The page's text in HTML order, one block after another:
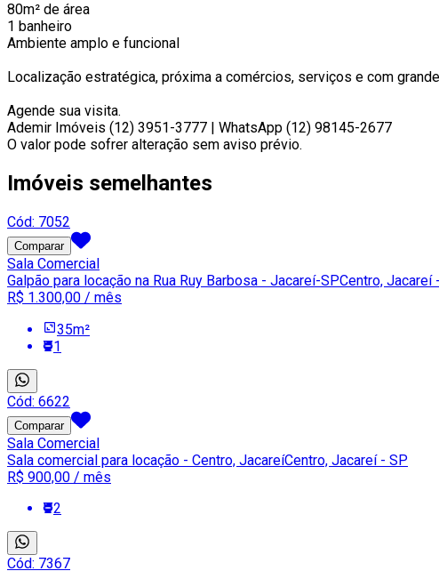
80m² de área
1 banheiro
Ambiente amplo e funcional
Localização estratégica, próxima a comércios, serviços e com
Agende sua visita.
Ademir Imóveis (12) 3951-3777 | WhatsApp (12) 98145-2677
O valor pode sofrer alteração sem aviso prévio.
Imóveis semelhantes
Cód: 7052
Comparar
Sala Comercial
Galpão para locação na Rua Ruy Barbosa - Jacareí-SPCentro, Jacareí
R$ 1.300,00 / mês
35m²
1
Cód: 6622
Comparar
Sala Comercial
Sala comercial para locação - Centro, JacareíCentro, Jacareí - SP
R$ 900,00 / mês
2
Cód: 7367